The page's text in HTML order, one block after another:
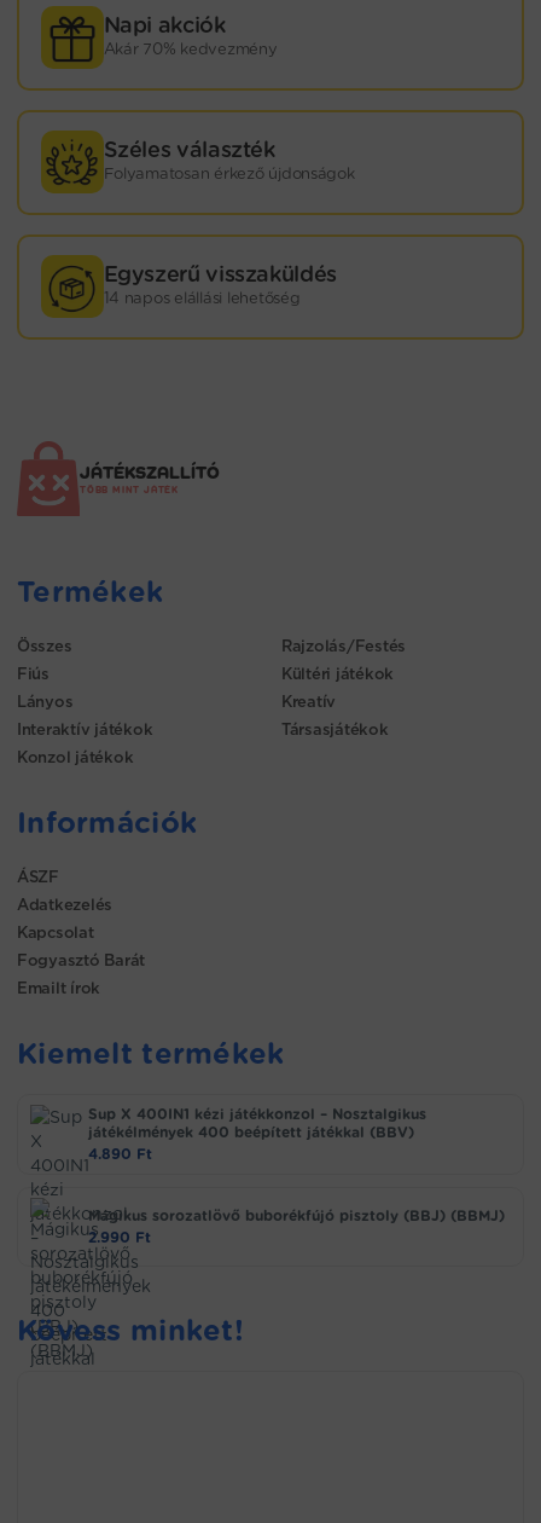
Napi akciók
Akár 70% kedvezmény
Széles választék
Folyamatosan érkező újdonságok
Egyszerű visszaküldés
14 napos elállási lehetőség
JÁTÉKSZALLÍTÓ
TÖBB MINT JÁTÉK
Termékek
Összes
Fiús
Lányos
Interaktív játékok
Konzol játékok
Rajzolás/Festés
Kültéri játékok
Kreatív
Társasjátékok
Információk
ÁSZF
Adatkezelés
Kapcsolat
Fogyasztó Barát
Emailt írok
Kiemelt termékek
Sup X 400IN1 kézi játékkonzol – Nosztalgikus
játékélmények 400 beépített játékkal (BBV)
4.890 Ft
Mágikus sorozatlövő buborékfújó pisztoly (BBJ) (BBMJ)
2.990 Ft
Kövess minket!